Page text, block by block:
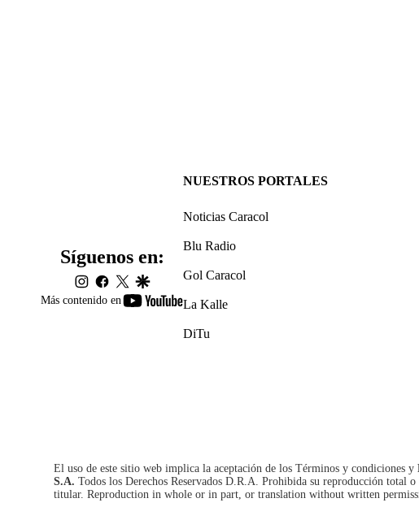
Más contenido en
youtube-
Síguenos en:
instagram
facebook
twittergoogle
NUESTROS PORTALES
Noticias Caracol
Blu Radio
Gol Caracol
La Kalle
DiTu
El uso de este sitio web implica la aceptación de los Términos y condiciones y
S.A. Todos los Derechos Reservados D.R.A. Prohibida su reproducción total
titular. Reproduction in whole or in part, or translation without written